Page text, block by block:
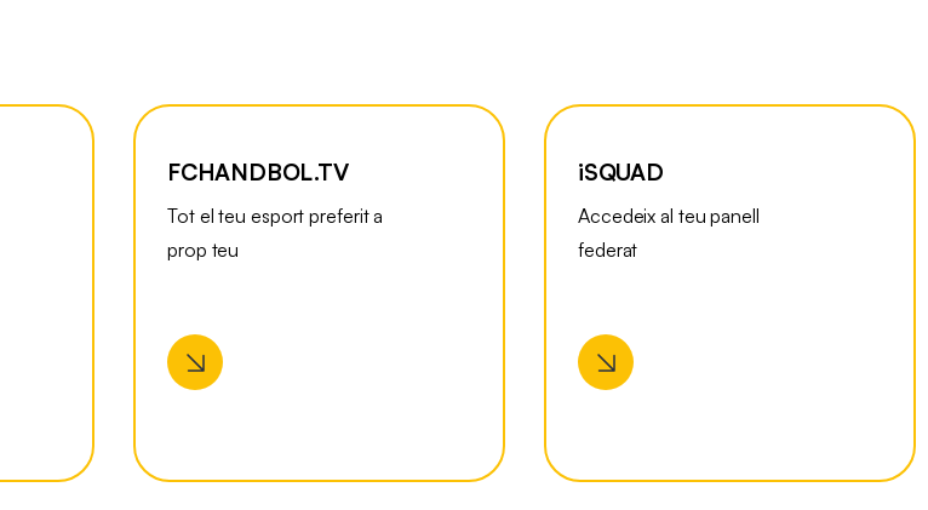
FCHANDBOL.TV
Tot el teu esport preferit a
prop teu
iSQUAD
Accedeix al teu panell
federat